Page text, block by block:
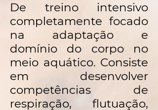
De treino intensivo
completamente focado
na adaptação e
domínio do corpo no
meio aquático. Consiste
em desenvolver
competências de
respiração, flutuação,